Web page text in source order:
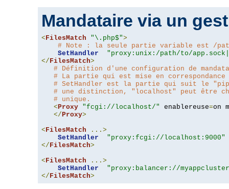
Mandataire via un
< FilesMatch "\.php$">
# Note : la seule partie variable est /
SetHandler
"proxy:unix:/path/to/
</ FilesMatch>
# Définition d'une configuration de
# La partie qui est mise en
# SetHandler est la partie qui suit le
# une distinction, "localhost" peut être
# unique.
< Proxy "fcgi://localhost/" enablereuse=on
</ Proxy>
< FilesMatch
...>
SetHandler
"proxy:fcgi://localhost:9000"
</ FilesMatch>
< FilesMatch
...>
SetHandler
"proxy:balancer://
</ FilesMatch>